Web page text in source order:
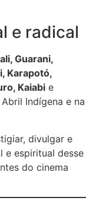
e radical
Guarani,
Karapotó,
Kaiabi e
Indígena e na
divulgar e
espiritual desse
do cinema